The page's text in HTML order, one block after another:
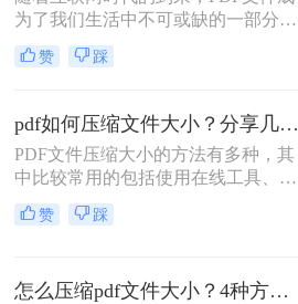
PDF文件，使其在2M以内。
为了我们生活中不可或缺的一部分。
然而，有时候我们会遇到一些问题，
比如PDF文件太大而无法通过电子邮
问题呢？今天我将为大家介绍一些有
关pdf文件怎么压缩大小的方法，帮助
您解决这个烦恼。
赞 踩
pdf如何压缩文件大小？分享几种好用的压缩方法！
PDF文件压缩大小的方法有多种，其
中比较常用的包括使用在线工具、软
件以及一些特定的技术。下面我们将
介绍pdf如何压缩文件大小方法，帮助
赞 踩
怎么压缩pdf文件大小？4种方法教你轻松搞定！